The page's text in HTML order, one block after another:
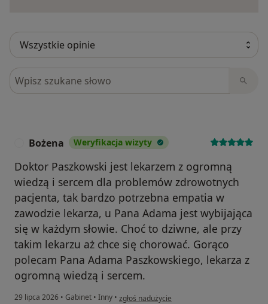
Szukaj w opiniach
Bożena Weryfikacja wizyty
Doktor Paszkowski jest lekarzem z ogromną
wiedzą i sercem dla problemów zdrowotnych
pacjenta, tak bardzo potrzebna empatia w
zawodzie lekarza, u Pana Adama jest wybijająca
się w każdym słowie. Choć to dziwne, ale przy
takim lekarzu aż chce się chorować. Gorąco
polecam Pana Adama Paszkowskiego, lekarza z
ogromną wiedzą i sercem.
29 lipca 2026 • Gabinet • Inny • w opinii użytkownika Bożena
zgłoś nadużycie